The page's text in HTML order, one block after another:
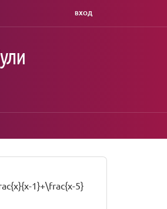
ВХОД
1}+\frac{x-5}